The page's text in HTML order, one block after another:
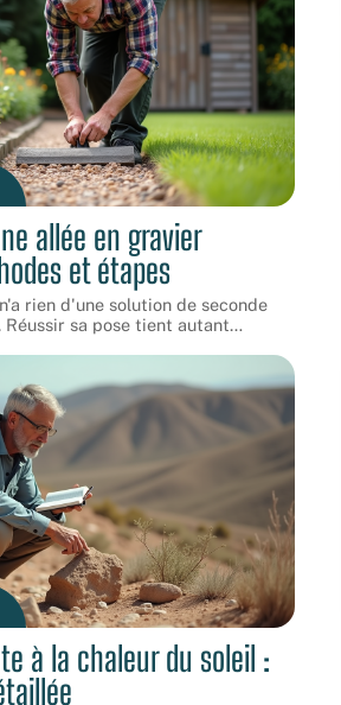
allée en gravier
et étapes
rien d'une solution de seconde
Réussir sa pose tient autant…
à la chaleur du soleil :